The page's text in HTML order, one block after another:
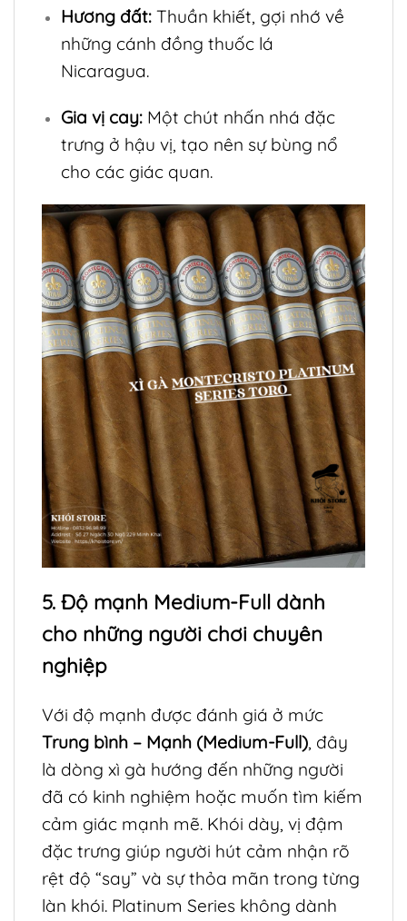
Hương đất:Thuần khiết, gợi nhớ về
những cánh đồng thuốc lá
Nicaragua.
Gia vị cay:Một chút nhấn nhá đặc
trưng ở hậu vị, tạo nên sự bùng nổ
cho các giác quan.
5. Độ mạnh Medium-Full dành
cho những người chơi chuyên
nghiệp
Với độ mạnh được đánh giá ở mức
Trung bình – Mạnh (Medium-Full), đây
là dòng xì gà hướng đến những người
đã có kinh nghiệm hoặc muốn tìm kiếm
cảm giác mạnh mẽ. Khói dày, vị đậm
đặc trưng giúp người hút cảm nhận rõ
rệt độ “say” và sự thỏa mãn trong từng
làn khói. Platinum Series không dành